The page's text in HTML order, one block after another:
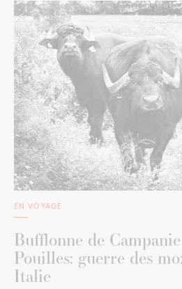
EN VOYAGE
Bufflonne de
Pouilles: guerre des
Italie